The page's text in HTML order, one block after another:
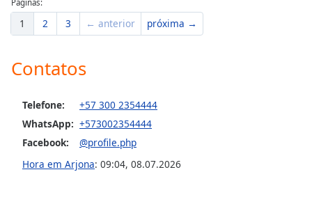
Opacity
Area
Color
Opacity
Páginas:
1 2 3 ← anterior próxima →
Contatos
Telefone:
+57 300 2354444
WhatsApp: +573002354444
Facebook:
@profile.php
Hora em Arjona: 09:04, 08.07.2026